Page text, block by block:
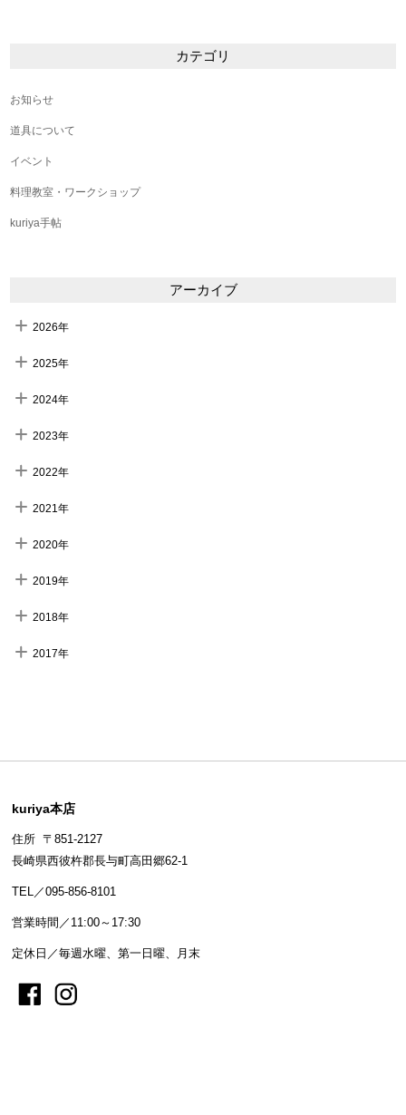
カテゴリ
お知らせ
道具について
イベント
料理教室・ワークショップ
kuriya手帖
アーカイブ
2026年
2025年
2024年
2023年
2022年
2021年
2020年
2019年
2018年
2017年
kuriya本店
住所 〒851-2127
長崎県西彼杵郡長与町高田郷62-1
TEL／095-856-8101
営業時間／11:00～17:30
定休日／毎週水曜、第一日曜、月末